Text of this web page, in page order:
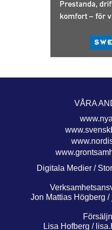
VÅRA
Digitala Medier /
Jon Mattias Högberg /
Lisa Hofberg /